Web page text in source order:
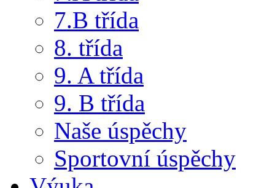
7.B třída
8. třída
9. A třída
9. B třída
Naše úspěchy
Sportovní úspěchy